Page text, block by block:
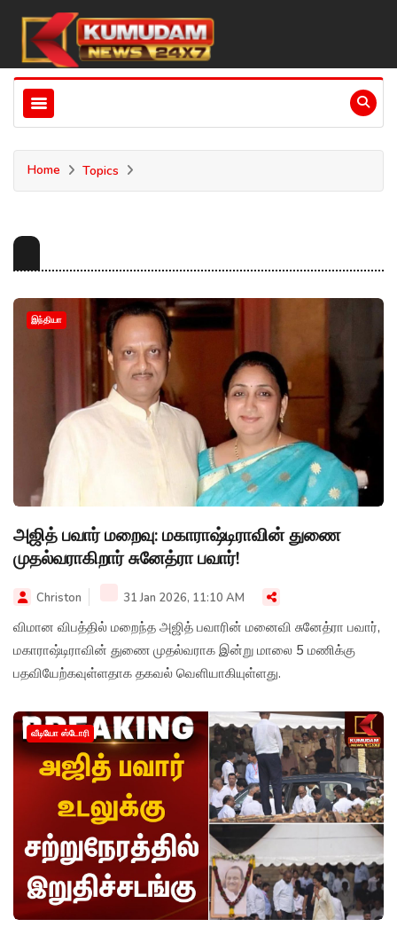
Home Topics
இந்தியா
அஜித் பவார் மறைவு: மகாராஷ்டிராவின் துணை
முதல்வராகிறார் சுனேத்ரா பவார்!
Christon 31 Jan 2026, 11:10 AM
விமான விபத்தில் மறைந்த அஜித் பவாரின் மனைவி சுனேத்ரா பவார்,
மகாராஷ்டிராவின் துணை முதல்வராக இன்று மாலை 5 மணிக்கு
பதவியேற்கவுள்ளதாக தகவல் வெளியாகியுள்ளது.
வீடியோ ஸ்டோரி